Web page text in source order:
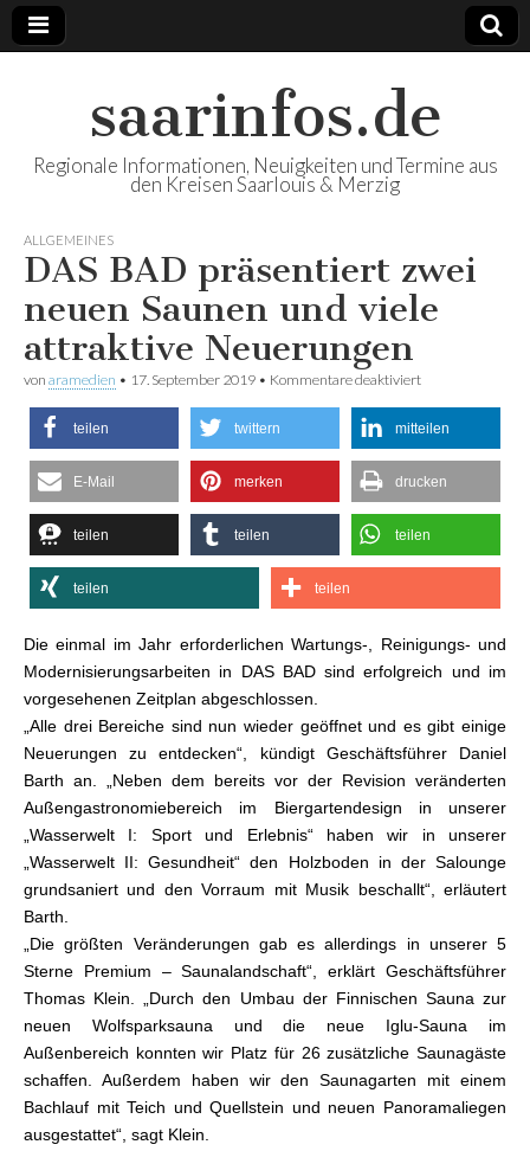
saarinfos.de
Regionale Informationen, Neuigkeiten und Termine aus
den Kreisen Saarlouis & Merzig
ALLGEMEINES
DAS BAD präsentiert zwei
neuen Saunen und viele
attraktive Neuerungen
von aramedien • 17. September 2019 • Kommentare deaktiviert
und viele
Neuerungen
teilen twittern mitteilen
E-Mail merken drucken
teilen teilen teilen
teilen teilen
Die einmal im Jahr erforderlichen Wartungs-, Reinigungs- und
Modernisierungsarbeiten in DAS BAD sind erfolgreich und im
vorgesehenen Zeitplan abgeschlossen.
„Alle drei Bereiche sind nun wieder geöffnet und es gibt einige
Neuerungen zu entdecken“, kündigt Geschäftsführer Daniel
Barth an. „Neben dem bereits vor der Revision veränderten
Außengastronomiebereich im Biergartendesign in unserer
„Wasserwelt I: Sport und Erlebnis“ haben wir in unserer
„Wasserwelt II: Gesundheit“ den Holzboden in der Salounge
grundsaniert und den Vorraum mit Musik beschallt“, erläutert
Barth.
„Die größten Veränderungen gab es allerdings in unserer 5
Sterne Premium – Saunalandschaft“, erklärt Geschäftsführer
Thomas Klein. „Durch den Umbau der Finnischen Sauna zur
neuen Wolfsparksauna und die neue Iglu-Sauna im
Außenbereich konnten wir Platz für 26 zusätzliche Saunagäste
schaffen. Außerdem haben wir den Saunagarten mit einem
Bachlauf mit Teich und Quellstein und neuen Panoramaliegen
ausgestattet“, sagt Klein.